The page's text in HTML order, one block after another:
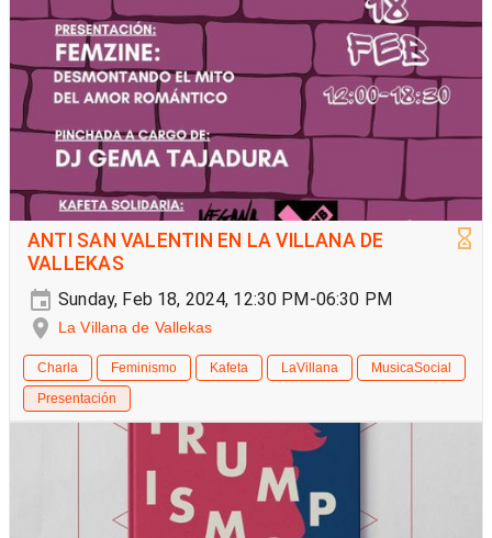
ANTI SAN VALENTIN EN LA VILLANA DE
VALLEKAS
Sunday, Feb 18, 2024, 12:30 PM-06:30 PM
La Villana de Vallekas
Charla Feminismo Kafeta LaVillana
MusicaSocial
Presentación